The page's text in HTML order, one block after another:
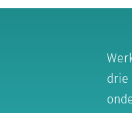
drie